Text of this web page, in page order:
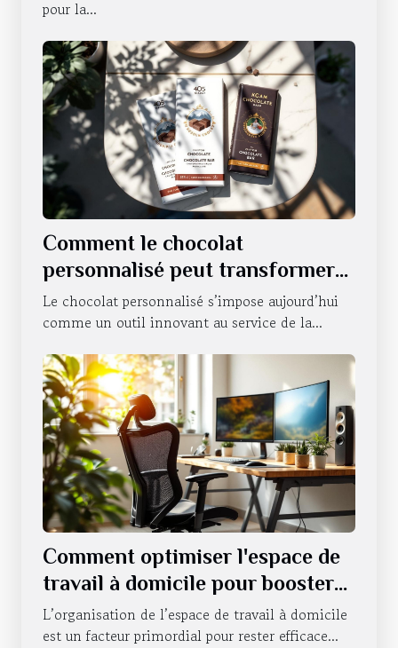
pour la...
Comment le chocolat
personnalisé peut transformer
la communication d'entreprise ?
Le chocolat personnalisé s’impose aujourd’hui
comme un outil innovant au service de la...
Comment optimiser l'espace de
travail à domicile pour booster
la productivité ?
L’organisation de l’espace de travail à domicile
est un facteur primordial pour rester efficace...